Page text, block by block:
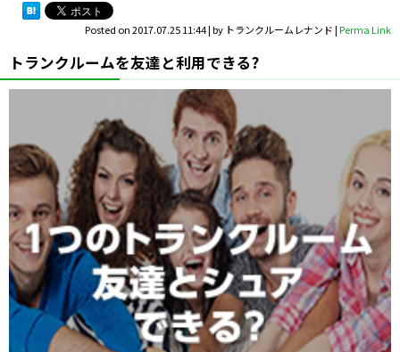
Posted on2017.07.25 11:44|by トランクルームレナンド|Perma Link
トランクルームを友達と利用できる?